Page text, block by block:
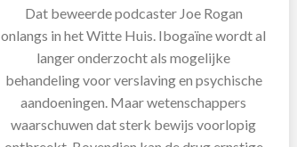
Dat beweerde podcaster Joe Rogan
onlangs in het Witte Huis. Ibogaïne wordt al
langer onderzocht als mogelijke
behandeling voor verslaving en psychische
aandoeningen. Maar wetenschappers
waarschuwen dat sterk bewijs voorlopig